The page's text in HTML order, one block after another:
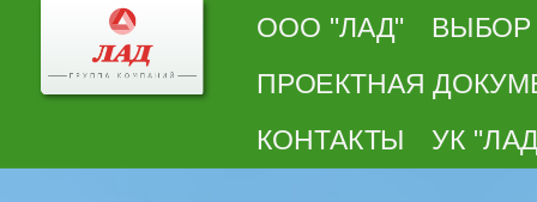
ООО "ЛАД" ВЫБОР
ПРОЕКТНАЯ
КОНТАКТЫ УК